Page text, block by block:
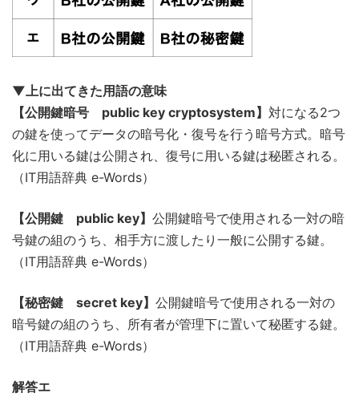
▼上に出てきた用語の意味
【公開鍵暗号 public key cryptosystem】 対になる2つ
の鍵を使ってデータの暗号化・復号を行う暗号方式。暗号
化に用いる鍵は公開され、復号に用いる鍵は秘匿される。
（IT用語辞典 e-Words）
【公開鍵 public key】 公開鍵暗号で使用される一対の暗
号鍵の組のうち、相手方に渡したり一般に公開する鍵。
（IT用語辞典 e-Words）
【秘密鍵 secret key】 公開鍵暗号で使用される一対の
暗号鍵の組のうち、所有者が管理下に置いて秘匿する鍵。
（IT用語辞典 e-Words）
解答エ